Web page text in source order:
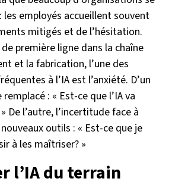
employés accueillent souvent
mitigés et de l’hésitation.
première ligne dans la chaîne
et la fabrication, l’une des
à l’IA est l’anxiété. D’un
: « Est-ce que l’IA va
De l’autre, l’incertitude face à
outils : « Est-ce que je
à les maîtriser? »
l’IA du terrain